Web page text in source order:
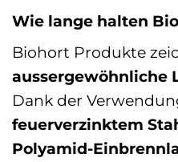
Wie lange halten
Biohort Produkte
aussergewöhnliche
Dank der
feuerverzinktem
Polyamid-